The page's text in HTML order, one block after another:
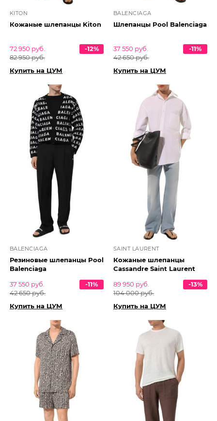
KITON
Кожаные шлепанцы Kiton
72 950 руб.
82 950 руб.
-12%
Купить на ЦУМ
BALENCIAGA
Шлепанцы Pool Balenciaga
37 550 руб.
42 650 руб.
-11%
Купить на ЦУМ
BALENCIAGA
Резиновые шлепанцы Pool
Balenciaga
37 550 руб.
42 650 руб.
-11%
Купить на ЦУМ
SAINT LAURENT
Кожаные шлепанцы
Cassandre Saint Laurent
89 950 руб.
104 000 руб.
-13%
Купить на ЦУМ